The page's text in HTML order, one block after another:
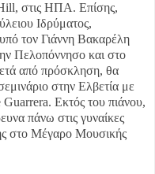
στις ΗΠΑ. Επίσης,
Ιδρύματος,
τον Γιάννη Βακαρέλη
Πελοπόννησο και στο
από πρόσκληση, θα
στην Ελβετία με
Εκτός του πιάνου,
πάνω στις γυναίκες
στο Μέγαρο Μουσικής